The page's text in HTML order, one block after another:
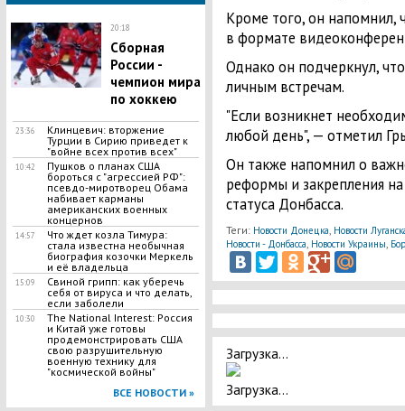
20:18
Сборная
России -
чемпион мира
по хоккею
23:36
Клинцевич: вторжение
Турции в Сирию приведет к
"войне всех против всех"
10:42
Пушков о планах США
бороться с "агрессией РФ":
псевдо-миротворец Обама
набивает карманы
американских военных
концернов
14:57
Что ждет козла Тимура:
стала известна необычная
биография козочки Меркель
и её владельца
15:09
Свиной грипп: как уберечь
себя от вируса и что делать,
если заболели
10:30
The National Interest: Россия
и Китай уже готовы
продемонстрировать США
свою разрушительную
военную технику для
"космической войны"
ВСЕ НОВОСТИ »
Кроме того, он напомнил,
в формате
Однако он подчеркнул,
личным встречам.
"Если возникнет
любой день", — отметил
Он также напомнил о
реформы и закрепления
статуса Донбасса.
Теги: Новости Донецка Новости
Новости - Донбасса Новости Украины
Загрузка...
Загрузка...